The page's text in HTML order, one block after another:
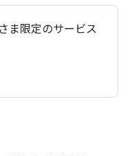
ま限定のサービス